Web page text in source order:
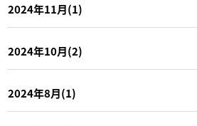
2024年11月(1)
2024年10月(2)
2024年8月(1)